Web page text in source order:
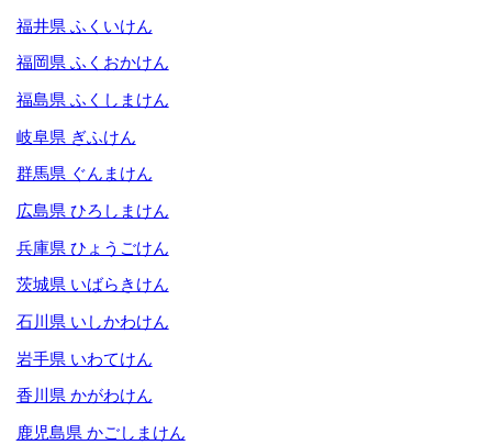
福井県 ふくいけん
福岡県 ふくおかけん
福島県 ふくしまけん
岐阜県 ぎふけん
群馬県 ぐんまけん
広島県 ひろしまけん
兵庫県 ひょうごけん
茨城県 いばらきけん
石川県 いしかわけん
岩手県 いわてけん
香川県 かがわけん
鹿児島県 かごしまけん